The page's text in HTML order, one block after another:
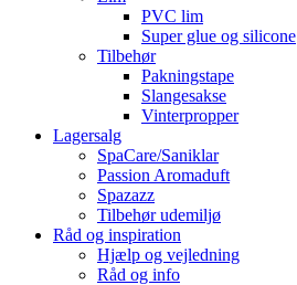
PVC lim
Super glue og silicone
Tilbehør
Pakningstape
Slangesakse
Vinterpropper
Lagersalg
SpaCare/Saniklar
Passion Aromaduft
Spazazz
Tilbehør udemiljø
Råd og inspiration
Hjælp og vejledning
Råd og info